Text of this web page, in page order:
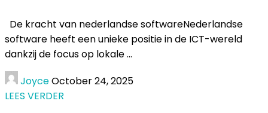
De kracht van nederlandse softwareNederlandse
software heeft een unieke positie in de ICT-wereld
dankzij de focus op lokale ...
JoyceOctober 24, 2025
LEES VERDER